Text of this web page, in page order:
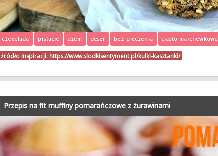
czekolada pistacje dżem deser bez pieczenia ciasto marchewkowe
źródło inspiracji: https://www.slodkisentyment.pl/kulki-kasztanki/
Przepis na fit muffiny pomarańczowe z żurawinami